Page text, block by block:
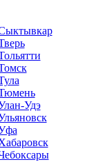
Удэ